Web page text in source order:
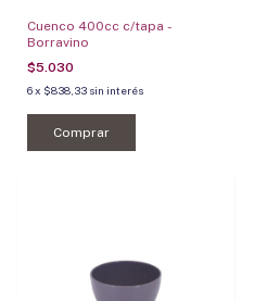
Cuenco 400cc c/tapa -
Borravino
$5.030
6x $838,33 sin interés
Comprar